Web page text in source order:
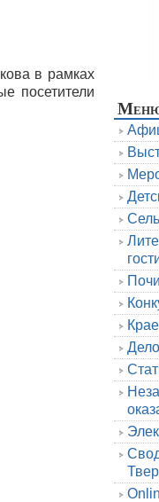
в рамках
посетители